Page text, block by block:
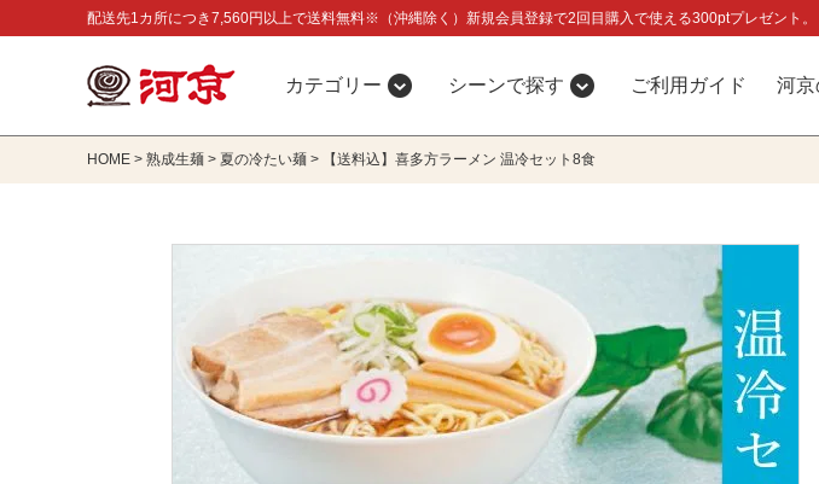
配送先1カ所につき7,560円以上で送料無料※（沖縄除く）新規会員登録で2回目購入で使える300ptプレゼント。
カテゴリー シーンで探す ご利用ガイド 河京
HOME 熟成生麺 夏の冷たい麺 【送料込】喜多方ラーメン 温冷セット8食